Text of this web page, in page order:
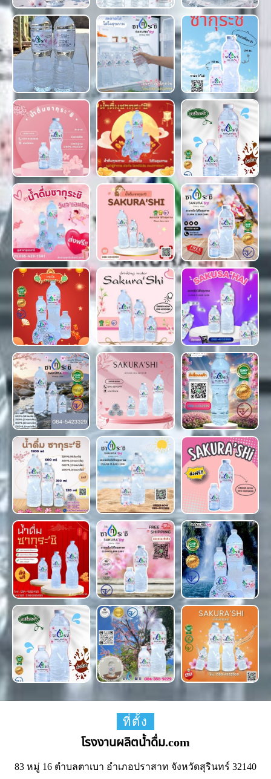
ที่ตั้ง
โรงงานผลิตน้ำดื่ม.com
83 หมู่ 16 ตำบลตาเบา อำเภอปราสาท จังหวัดสุรินทร์ 32140